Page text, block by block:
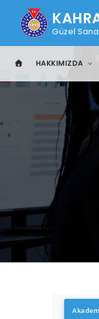
Güzel
HAKKIMIZDA